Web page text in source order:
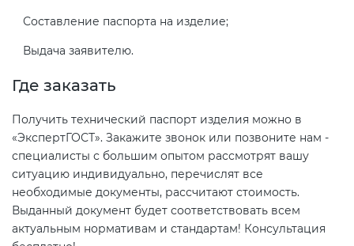
Составление паспорта на изделие;
Выдача заявителю.
Где заказать
Получить технический паспорт изделия можно в
«ЭкспертГОСТ». Закажите звонок или позвоните нам -
специалисты с большим опытом рассмотрят вашу
ситуацию индивидуально, перечислят все
необходимые документы, рассчитают стоимость.
Выданный документ будет соответствовать всем
актуальным нормативам и стандартам! Консультация